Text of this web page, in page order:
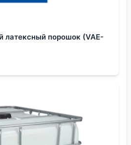
в пару процентов на
простоем линии на сутки
железа в
а стоимость риска. И
как уООО Шэньян Ихуа
охватывающей более 30
о том, что их продукт
порошок (VAE-